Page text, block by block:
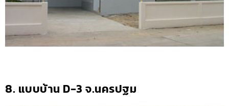
8. แบบบ้าน D-3 จ.นครปฐม